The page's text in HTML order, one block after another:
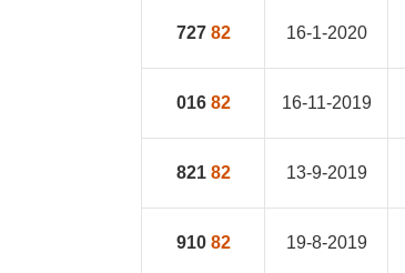
727 82 16-1-2020
016 82 16-11-2019
821 82 13-9-2019
910 82 19-8-2019